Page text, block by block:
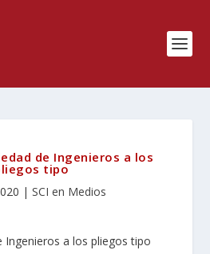
de Ingenieros a los
tipo
| SCI en Medios